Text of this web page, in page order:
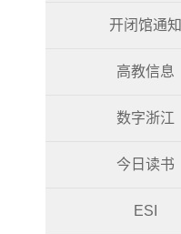
开闭馆通知
高教信息
数字浙江
今日读书
ESI